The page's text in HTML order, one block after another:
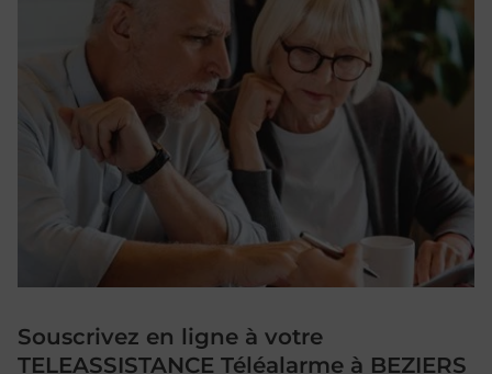
Souscrivez en ligne à votre
TELEASSISTANCE Téléalarme à BEZIERS